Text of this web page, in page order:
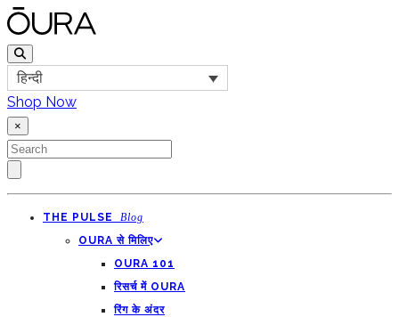
हिन्दी
Shop Now
×
THE PULSE
Blog
OURA से मिलिए
OURA 101
रिसर्च में OURA
रिंग के अंदर